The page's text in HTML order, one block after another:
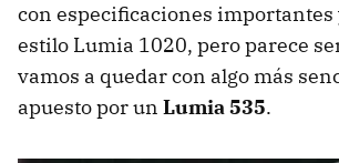
con especificaciones importantes
estilo Lumia 1020, pero parece
vamos a quedar con algo más
apuesto por un Lumia 535.